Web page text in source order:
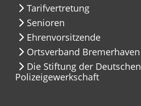
Tarifvertretung
Senioren
Ehrenvorsitzende
Ortsverband Bremerhaven
Die Stiftung der Deutschen
Polizeigewerkschaft